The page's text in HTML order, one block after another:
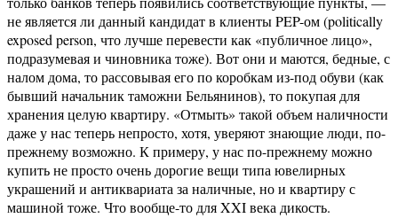
не является ли данный кандидат в клиенты PEP-ом (politically
exposed person, что лучше перевести как «публичное лицо»,
подразумевая и чиновника тоже). Вот они и маются, бедные, с
налом дома, то рассовывая его по коробкам из-под обуви (как
бывший начальник таможни Бельянинов), то покупая для
хранения целую квартиру. «Отмыть» такой объем наличности
даже у нас теперь непросто, хотя, уверяют знающие люди, по-
прежнему возможно. К примеру, у нас по-прежнему можно
купить не просто очень дорогие вещи типа ювелирных
украшений и антиквариата за наличные, но и квартиру с
машиной тоже. Что вообще-то для XXI века дикость.